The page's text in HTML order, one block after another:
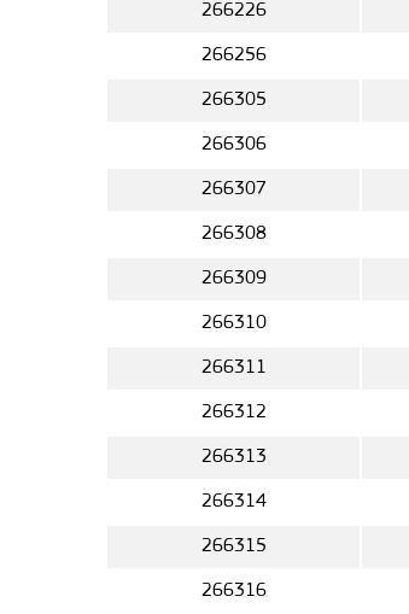
266226
266256
266305
266306
266307
266308
266309
266310
266311
266312
266313
266314
266315
266316